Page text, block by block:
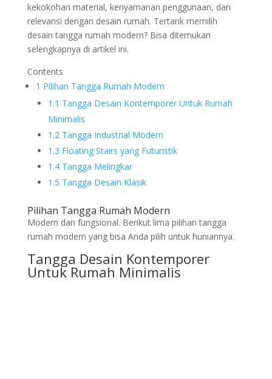
kekokohan material, kenyamanan penggunaan, dan
relevansi dengan desain rumah. Tertarik memilih
desain tangga rumah modern? Bisa ditemukan
selengkapnya di artikel ini.
Contents
1 Pilihan Tangga Rumah Modern
1.1 Tangga Desain Kontemporer Untuk Rumah
Minimalis
1.2Tangga Industrial Modern
1.3 Floating Stairs yang Futuristik
1.4Tangga Melingkar
1.5 Tangga Desain Klasik
Pilihan Tangga Rumah Modern
Modern dan fungsional. Berikut lima pilihan tangga
rumah modern yang bisa Anda pilih untuk huniannya.
Tangga Desain Kontemporer
Untuk Rumah Minimalis